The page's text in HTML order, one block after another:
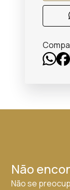
Não
Não se